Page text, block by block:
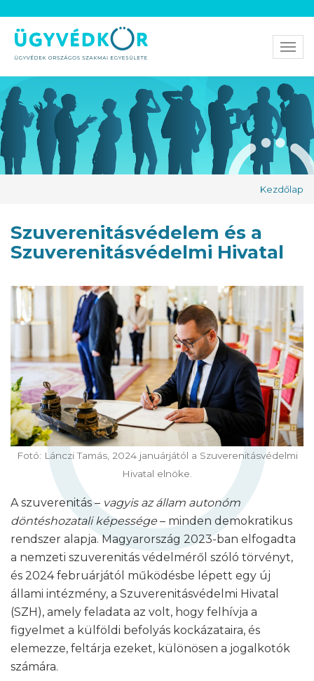
Kezdőlap
Szuverenitásvédelem és a
Szuverenitásvédelmi Hivatal
Fotó: Lánczi Tamás, 2024 januárjától a Szuverenitásvédelmi
Hivatal elnöke.
A szuverenitás – vagyis az állam autonóm
döntéshozatali képessége – minden demokratikus
rendszer alapja. Magyarország 2023-ban elfogadta
a nemzeti szuverenitás védelméről szóló törvényt,
és 2024 februárjától működésbe lépett egy új
állami intézmény, a Szuverenitásvédelmi Hivatal
(SZH), amely feladata az volt, hogy felhívja a
figyelmet a külföldi befolyás kockázataira, és
elemezze, feltárja ezeket, különösen a jogalkotók
számára.